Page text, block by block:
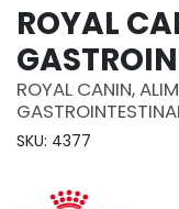
ROYAL
ROYAL CANIN,
SKU: 4377